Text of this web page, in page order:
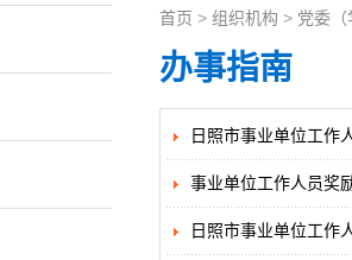
首页 > 组织机构 > 党委（
办事指南
日照市事业单位工作
事业单位工作人员奖
日照市事业单位工作